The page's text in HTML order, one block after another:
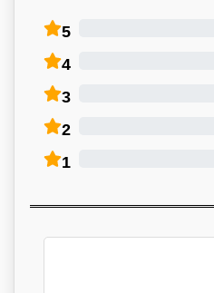
5
4
3
2
1